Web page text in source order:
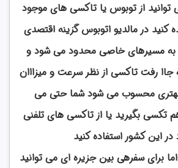
توانید از توبوس یا تاکسی های موجود
در مالدیو اتوبوس گزینه اقتصدی
به مسیرهای خاصی محدود می شود و
رفت تاکسی از نظر سرعت و میزااان
محسوب می شود شما حتی می
تکسی بگیرید یا از تاکسی های تلفنی
این کشور استفاده کنید
برای سفرهی بین جزیره ای می توانید